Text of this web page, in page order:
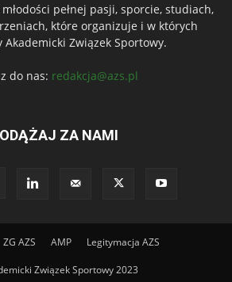
pełnej pasji, sporcie, studiach,
które organizuje i w których
Akademicki Związek Sportowy.
do nas: redakcja@azs.pl
ZA NAMI
ZG AZS AMP Legitymacja AZS
Związek Sportowy 2023